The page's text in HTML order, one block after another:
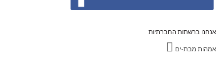
אנחנו ברשתות החברתיות
אמהות מבת-ים